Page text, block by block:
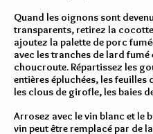
Quand les oignons sont
transparents, retirez la
ajoutez la palette de porc
avec les tranches de lard fumé
choucroute. Répartissez les
entières épluchées, les feuilles
les clous de girofle, les baies
Arrosez avec le vin blanc et le
vin peut être remplacé par de